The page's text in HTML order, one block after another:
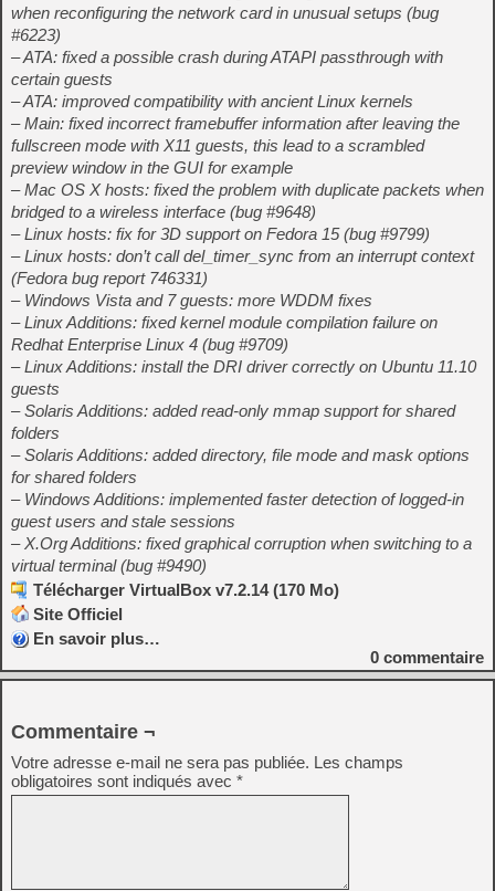
when reconfiguring the network card in unusual setups (bug
#6223)
– ATA: fixed a possible crash during ATAPI passthrough with
certain guests
– ATA: improved compatibility with ancient Linux kernels
– Main: fixed incorrect framebuffer information after leaving the
fullscreen mode with X11 guests, this lead to a scrambled
preview window in the GUI for example
– Mac OS X hosts: fixed the problem with duplicate packets when
bridged to a wireless interface (bug #9648)
– Linux hosts: fix for 3D support on Fedora 15 (bug #9799)
– Linux hosts: don’t call del_timer_sync from an interrupt context
(Fedora bug report 746331)
– Windows Vista and 7 guests: more WDDM fixes
– Linux Additions: fixed kernel module compilation failure on
Redhat Enterprise Linux 4 (bug #9709)
– Linux Additions: install the DRI driver correctly on Ubuntu 11.10
guests
– Solaris Additions: added read-only mmap support for shared
folders
– Solaris Additions: added directory, file mode and mask options
for shared folders
– Windows Additions: implemented faster detection of logged-in
guest users and stale sessions
– X.Org Additions: fixed graphical corruption when switching to a
virtual terminal (bug #9490)
Télécharger VirtualBox v7.2.14 (170 Mo)
Site Officiel
En savoir plus…
0 commentaire
Commentaire ¬
Votre adresse e-mail ne sera pas publiée. Les champs
obligatoires sont indiqués avec *